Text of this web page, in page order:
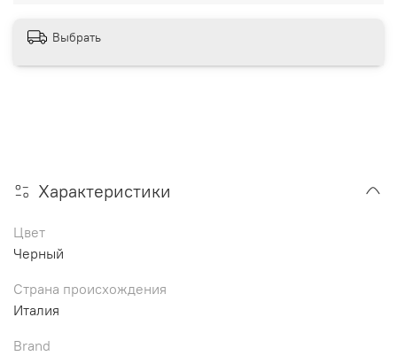
Выбрать
Характеристики
Цвет
Черный
Страна происхождения
Италия
Brand